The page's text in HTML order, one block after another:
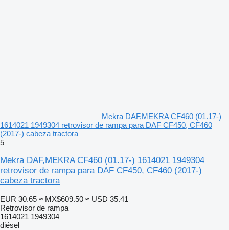
Mekra DAF,MEKRA CF460 (01.17-)
1614021 1949304 retrovisor de rampa para DAF CF450, CF460
(2017-) cabeza tractora
5
Mekra DAF,MEKRA CF460 (01.17-) 1614021 1949304
retrovisor de rampa para DAF CF450, CF460 (2017-)
cabeza tractora
EUR 30.65 ≈ MX$609.50 ≈ USD 35.41
Retrovisor de rampa
1614021 1949304
diésel